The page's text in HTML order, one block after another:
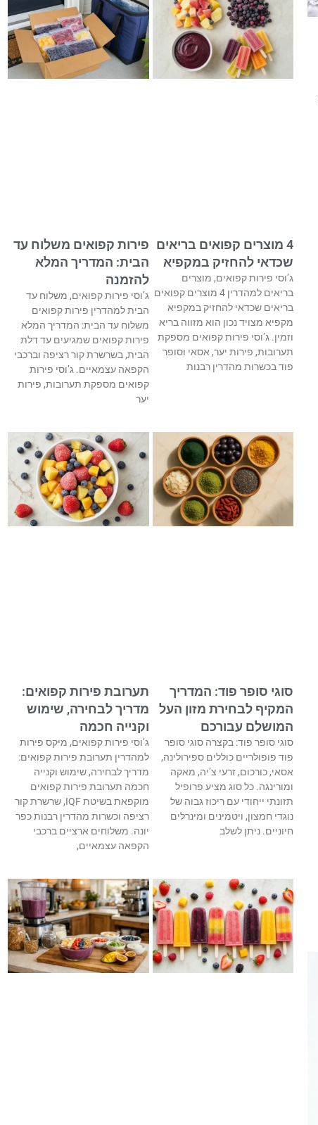
4 מוצרים קפואים בריאים
שכדאי להחזיק במקפיא
ג’וסי פירות קפואים, מוצרים
בריאים למהדרין 4 מוצרים קפואים
בריאים שכדאי להחזיק במקפיא
מקפיא מצויד נכון הוא מזווה בריא
וזמין. ג’וסי פירות קפואים מספקת
תערובות, פירות יער, אסאי וסופר
פוד בכשרות מהדרין רבנות
פירות קפואים משלוח עד
הבית: המדריך המלא
להזמנה
ג’וסי פירות קפואים, משלוח עד
הבית למהדרין פירות קפואים
משלוח עד הבית: המדריך המלא
פירות קפואים שמגיעים עד דלת
הבית, בשרשרת קור רציפה וברכבי
הקפאה עצמאיים. ג’וסי פירות
קפואים מספקת תערובות, פירות
יער
סוגי סופר פוד: המדריך
המקיף לבחירת מזון העל
המושלם עבורכם
סוגי סופר פוד: בקצרה סוגי סופר
פוד פופולריים כוללים ספירולינה,
אסאי, כורכום, זרעי צ’יה, מאקה
ומורינגה. כל סוג מציע פרופיל
תזונתי ייחודי עם ריכוז גבוה של
נוגדי חמצון, ויטמינים ומינרלים
חיוניים. ניתן לשלב
תערובת פירות קפואים:
מדריך לבחירה, שימוש
וקנייה חכמה
ג’וסי פירות קפואים, מיקס פירות
למהדרין תערובת פירות קפואים:
מדריך לבחירה, שימוש וקנייה
חכמה תערובת פירות קפואים
מוקפאת בשיטת IQF, שרשרת קור
רציפה וכשרות מהדרין רבנות כפר
יונה. משלוחים ארציים ברכבי
הקפאה עצמאיים,